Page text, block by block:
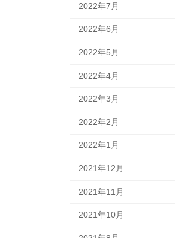
2022年7月
2022年6月
2022年5月
2022年4月
2022年3月
2022年2月
2022年1月
2021年12月
2021年11月
2021年10月